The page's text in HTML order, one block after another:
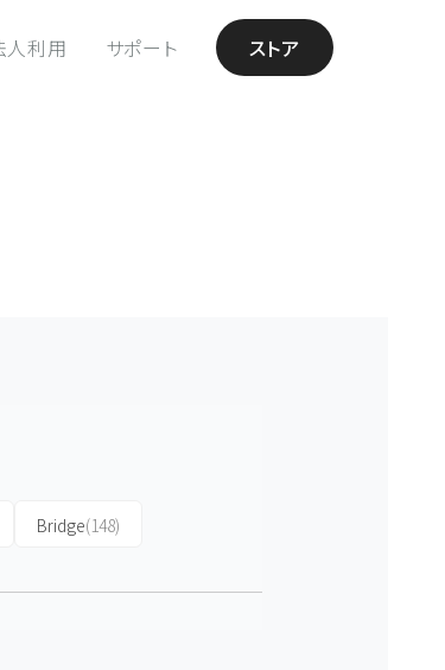
人利用 サポート ストア
Bridge(148)